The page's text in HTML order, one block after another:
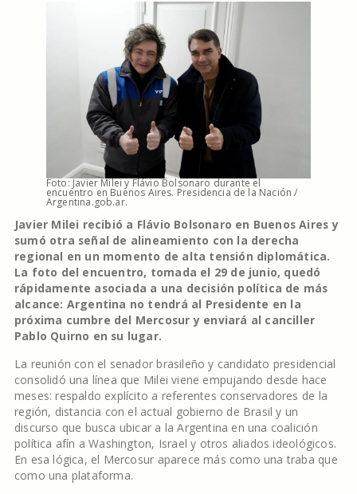
Foto: Javier Milei y Flávio Bolsonaro durante el
encuentro en Buenos Aires. Presidencia de la Nación /
Argentina.gob.ar.
Javier Milei recibió a Flávio Bolsonaro en Buenos Aires y
sumó otra señal de alineamiento con la derecha
regional en un momento de alta tensión diplomática.
La foto del encuentro, tomada el 29 de junio, quedó
rápidamente asociada a una decisión política de más
alcance: Argentina no tendrá al Presidente en la
próxima cumbre del Mercosur y enviará al canciller
Pablo Quirno en su lugar.
La reunión con el senador brasileño y candidato presidencial
consolidó una línea que Milei viene empujando desde hace
meses: respaldo explícito a referentes conservadores de la
región, distancia con el actual gobierno de Brasil y un
discurso que busca ubicar a la Argentina en una coalición
política afín a Washington, Israel y otros aliados ideológicos.
En esa lógica, el Mercosur aparece más como una traba que
como una plataforma.